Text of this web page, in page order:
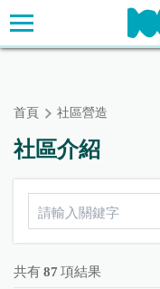
跳
到
主
主要內容區塊
首頁 社區營造
社區介紹
共有 87 項結果